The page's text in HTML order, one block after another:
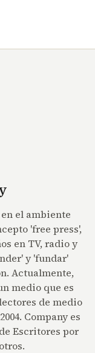
el ambiente
'free press',
en TV, radio y
y 'fundar'
Actualmente,
medio que es
de medio
Company es
Escritores por